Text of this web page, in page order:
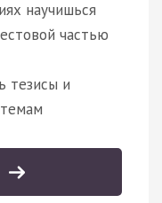
научишься
частью
тезисы и